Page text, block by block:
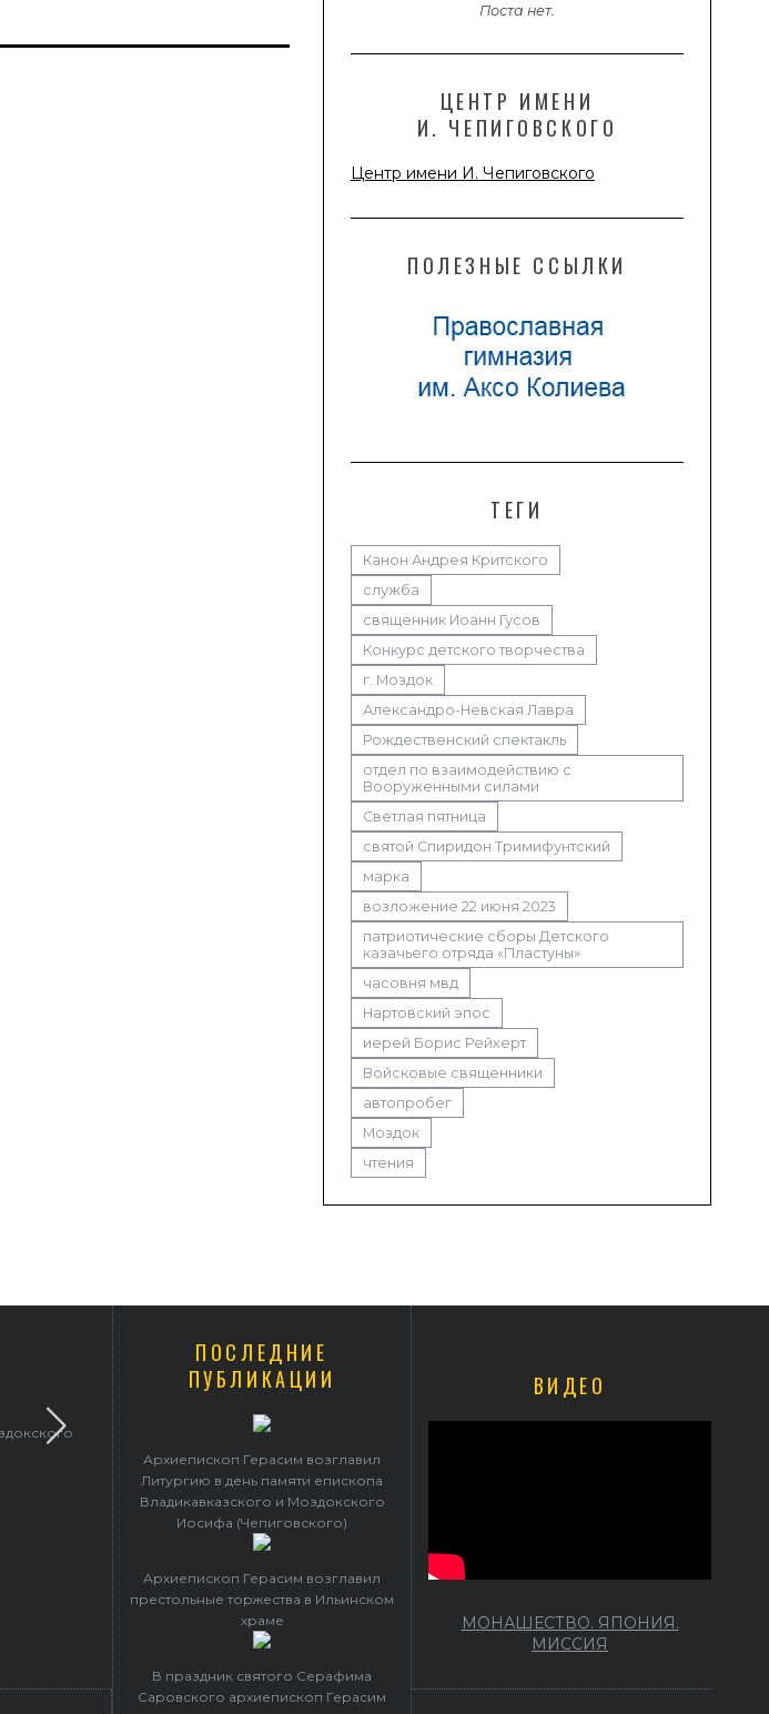
Поста нет.
ЦЕНТР ИМЕНИ
И. ЧЕПИГОВСКОГО
Центр имени И. Чепиговского
ПОЛЕЗНЫЕ ССЫЛКИ
ТЕГИ
Канон Андрея Критского
служба
священник Иоанн Гусов
Конкурс детского творчества
г. Моздок
Александро-Невская Лавра
Рождественский спектакль
отдел по взаимодействию с
Вооруженными силами
Светлая пятница
святой Спиридон Тримифунтский
марка
возложение 22 июня 2023
патриотические сборы Детского
казачьего отряда «Пластуны»
часовня мвд
Нартовский эпос
иерей Борис Рейхерт
Войсковые священники
автопробег
Моздок
чтения
Архиепископ Герасим возглавил престольные торжества в Ильинском храме
ПОСЛЕДНИЕ
ПУБЛИКАЦИИ
Архиепископ Герасим возглавил
Литургию в день памяти епископа
Владикавказского и Моздокского
Иосифа (Чепиговского)
Архиепископ Герасим возглавил
престольные торжества в Ильинском
храме
В праздник святого Серафима
Саровского архиепископ Герасим
ВИДЕО
МОНАШЕСТВО. ЯПОНИЯ.
МИССИЯ